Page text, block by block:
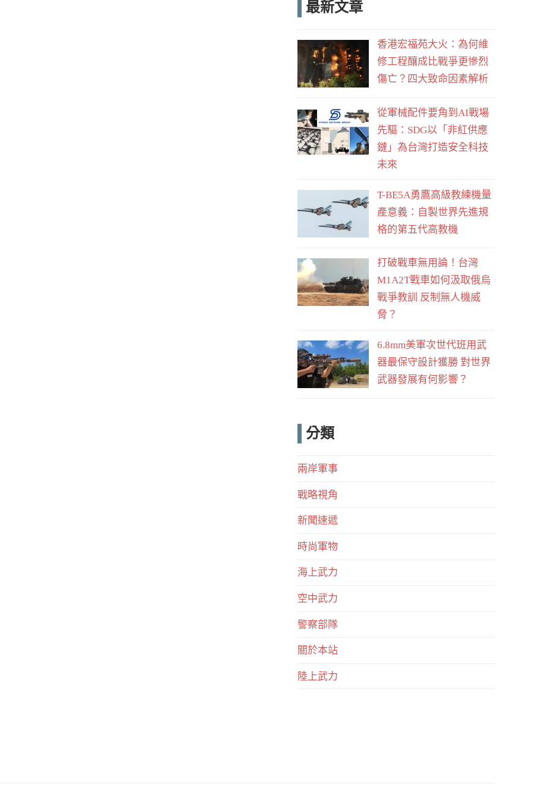
e
o
o
k
d
最新文章
香港宏福苑大火：為何維
修工程釀成比戰爭更慘烈
傷亡？四大致命因素解析
從軍械配件要角到AI戰場
先驅：SDG以「非紅供應
鏈」為台灣打造安全科技
未來
T-BE5A勇鷹高級教練機量
產意義：自製世界先進規
格的第五代高教機
打破戰車無用論！台灣
M1A2T戰車如何汲取俄烏
戰爭教訓 反制無人機威
脅？
6.8mm美軍次世代班用武
器最保守設計獲勝 對世界
武器發展有何影響？
分類
兩岸軍事
戰略視角
新聞速遞
時尚軍物
海上武力
空中武力
警察部隊
關於本站
陸上武力